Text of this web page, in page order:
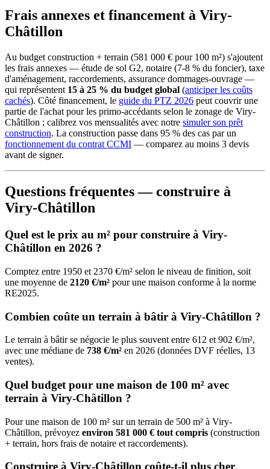
Frais annexes et financement à Viry-
Châtillon
Au budget construction + terrain (581 000 € pour 100 m²) s'ajoutent
les frais annexes — étude de sol G2, notaire (7-8 % du foncier), taxe
d'aménagement, raccordements, assurance dommages-ouvrage —
qui représentent 15 à 25 % du budget global (anticiper les coûts
cachés). Côté financement, le guide du PTZ 2026 peut couvrir une
partie de l'achat pour les primo-accédants selon le zonage de Viry-
Châtillon ; calibrez vos mensualités avec notre simuler son prêt
construction. La construction passe dans 95 % des cas par un
fonctionnement du contrat CCMI — comparez au moins 3 devis
avant de signer.
Questions fréquentes — construire à
Viry-Châtillon
Quel est le prix au m² pour construire à Viry-
Châtillon en 2026 ?
Comptez entre 1950 et 2370 €/m² selon le niveau de finition, soit
une moyenne de 2120 €/m² pour une maison conforme à la norme
RE2025.
Combien coûte un terrain à bâtir à Viry-Châtillon ?
Le terrain à bâtir se négocie le plus souvent entre 612 et 902 €/m²,
avec une médiane de 738 €/m² en 2026 (données DVF réelles, 13
ventes).
Quel budget pour une maison de 100 m² avec
terrain à Viry-Châtillon ?
Pour une maison de 100 m² sur un terrain de 500 m² à Viry-
Châtillon, prévoyez environ 581 000 € tout compris (construction
+ terrain, hors frais de notaire et raccordements).